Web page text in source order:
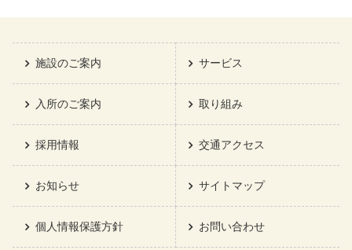
施設のご案内 サービス
入所のご案内 取り組み
採用情報 交通アクセス
お知らせ サイトマップ
個人情報保護方針 お問い合わせ